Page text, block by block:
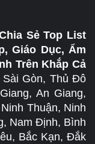
Sẻ Top List
Giáo Dục, Ẩm
Trên Khắp Cả
Gòn, Thủ Đô
An Giang,
Thuận, Ninh
Nam Định, Bình
Bắc Kạn, Đắk